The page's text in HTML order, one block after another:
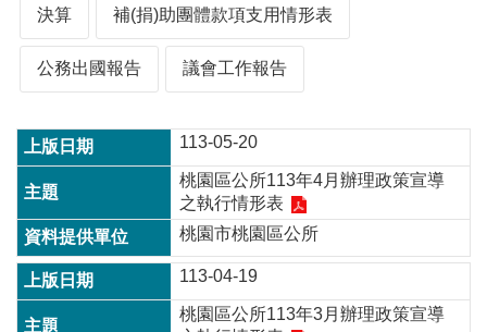
介
紹
息
公
告
生
決算 補(捐)助團體款項支用情形表
公務出國報告 議會工作報告
113-05-20
桃園區公所113年4月辦理政策宣導
之執行情形表
桃園市桃園區公所
113-04-19
桃園區公所113年3月辦理政策宣導